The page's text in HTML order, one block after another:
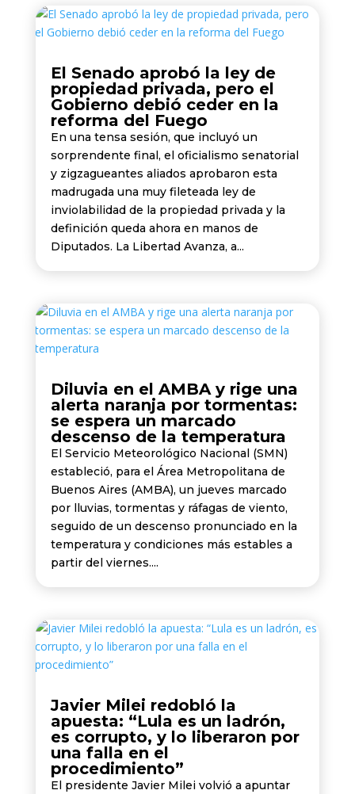
El Senado aprobó la ley de
propiedad privada, pero el
Gobierno debió ceder en la
reforma del Fuego
En una tensa sesión, que incluyó un
sorprendente final, el oficialismo senatorial
y zigzagueantes aliados aprobaron esta
madrugada una muy fileteada ley de
inviolabilidad de la propiedad privada y la
definición queda ahora en manos de
Diputados. La Libertad Avanza, a...
Diluvia en el AMBA y rige una
alerta naranja por tormentas:
se espera un marcado
descenso de la temperatura
El Servicio Meteorológico Nacional (SMN)
estableció, para el Área Metropolitana de
Buenos Aires (AMBA), un jueves marcado
por lluvias, tormentas y ráfagas de viento,
seguido de un descenso pronunciado en la
temperatura y condiciones más estables a
partir del viernes....
Javier Milei redobló la
apuesta: “Lula es un ladrón,
es corrupto, y lo liberaron por
una falla en el
procedimiento”
El presidente Javier Milei volvió a apuntar